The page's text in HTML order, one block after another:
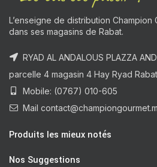
L’enseigne de distribution Champion
dans ses magasins de Rabat.
RYAD AL ANDALOUS PLAZZA
parcelle 4 magasin 4 Hay Ryad Rabat
Mobile: (0767) 010-605
Mail
Produits les mieux notés
Nos Suggestions